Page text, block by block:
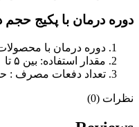
دوره درمان با پکیج حجم
دوره درمان با محصولات طبیعی راگا ۲ الی ۳ ماهه است اما در ماه اول پاسخ
مقدار استفاده: بین ۵ تا ۱۰ قطره از روغن راگا در هر بار مصرف، پاسخ مناسب را برای شما خواهد داشت.
تعداد دفعات مصرف : حداقل ۱ بار و حداکثر ۲ بار در روز از
نظرات (0)